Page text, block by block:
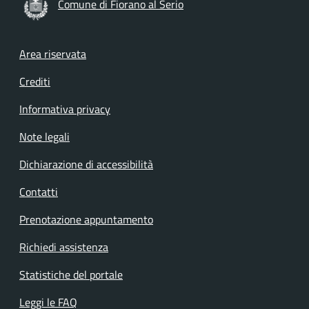
Comune di Fiorano al Serio
Footer menu
Area riservata
Crediti
Informativa privacy
Note legali
Dichiarazione di accessibilità
Contatti
Prenotazione appuntamento
Richiedi assistenza
Statistiche del portale
Leggi le FAQ